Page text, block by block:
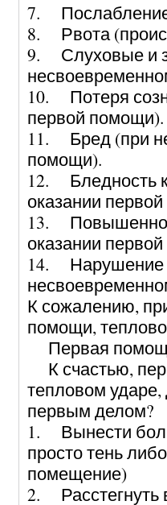
7. Послабление
8. Рвота
9. Слуховые и
10. Потеря
первой помощи).
11. Бред (при
помощи).
12. Бледность
оказании
13.
оказании
14. Нарушение
К сожалению,
помощи,
Первая
К счастью,
тепловом
первым делом?
1. Вынести
просто тень
помещение)
2. Расстегнуть